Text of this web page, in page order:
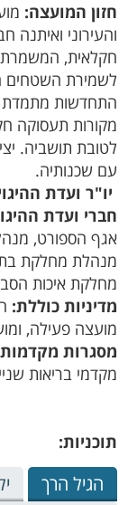
חזון המועצה:
והעירוני ואיתנה
חקלאית, המשמרת
לשמירת השטחים
התחדשות מתמדת
מקורות תעסוקה
לטובת תושביה.
עם שכנותיה.
יו"ר ועדת
חברי ועדת
אגף הספורט,
מנהלת מחלקת
מחלקת איכות
מדיניות כוללת:
מועצה פעילה,
מסגרות
מקדמי בריאות שניים מבין 9 בתי ספר
תוכניות:
הגיל הרך